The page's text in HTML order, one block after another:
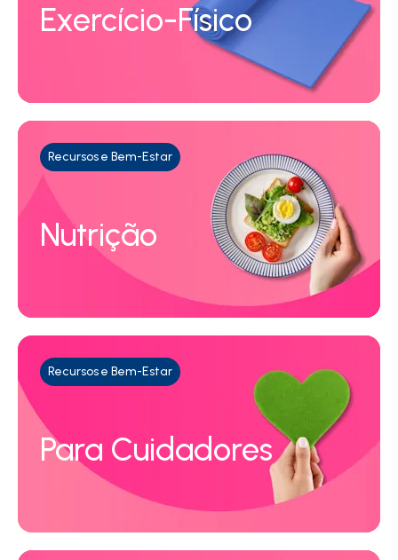
Exercício-Físico
Recursos e Bem-Estar
Nutrição
Recursos e Bem-Estar
Para Cuidadores